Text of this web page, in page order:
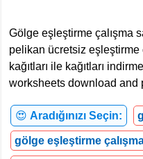
Gölge eşleştirme çalışma
pelikan ücretsiz eşleştirme
kağıtları ile kağıtları
worksheets download and
😍 Aradığınızı Seçin:
gölge eşleştirme çalışma